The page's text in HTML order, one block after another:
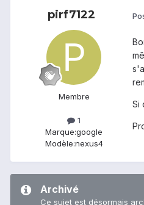
pirf7122
Membre
1
Marque:google
Modèle:nexus4
Si
Archivé
Ce sujet est désormais